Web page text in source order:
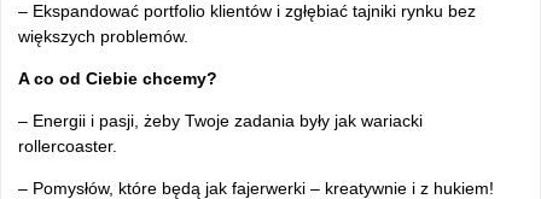
– Ekspandować portfolio klientów i zgłębiać tajniki rynku bez
większych problemów.
A co od Ciebie chcemy?
– Energii i pasji, żeby Twoje zadania były jak wariacki
rollercoaster.
– Pomysłów, które będą jak fajerwerki – kreatywnie i z hukiem!